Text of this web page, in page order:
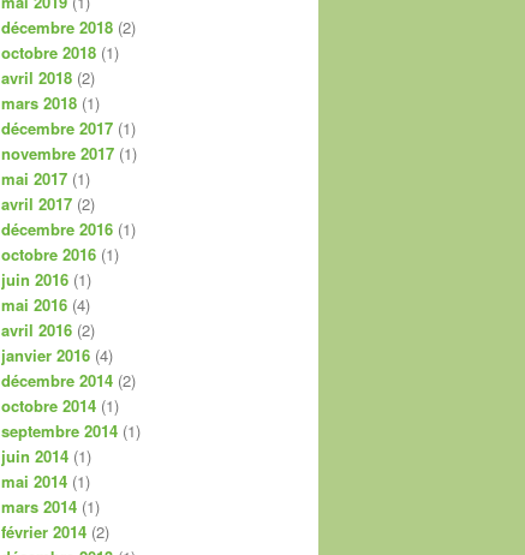
décembre 2018 (2)
octobre 2018 (1)
avril 2018 (2)
mars 2018 (1)
décembre 2017 (1)
novembre 2017 (1)
mai 2017 (1)
avril 2017 (2)
décembre 2016 (1)
octobre 2016 (1)
juin 2016 (1)
mai 2016 (4)
avril 2016 (2)
janvier 2016 (4)
décembre 2014 (2)
octobre 2014 (1)
septembre 2014 (1)
juin 2014 (1)
mai 2014 (1)
mars 2014 (1)
février 2014 (2)